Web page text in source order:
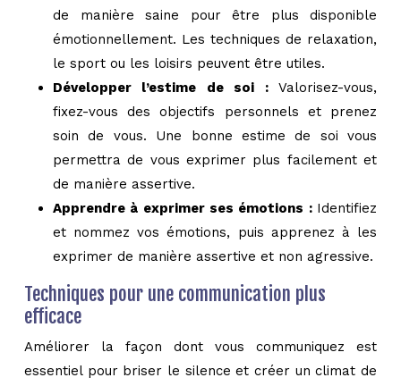
de manière saine pour être plus disponible
émotionnellement. Les techniques de relaxation,
le sport ou les loisirs peuvent être utiles.
Développer l’estime de soi : Valorisez-vous,
fixez-vous des objectifs personnels et prenez
soin de vous. Une bonne estime de soi vous
permettra de vous exprimer plus facilement et
de manière assertive.
Apprendre à exprimer ses émotions : Identifiez
et nommez vos émotions, puis apprenez à les
exprimer de manière assertive et non agressive.
Techniques pour une communication plus
efficace
Améliorer la façon dont vous communiquez est
essentiel pour briser le silence et créer un climat de